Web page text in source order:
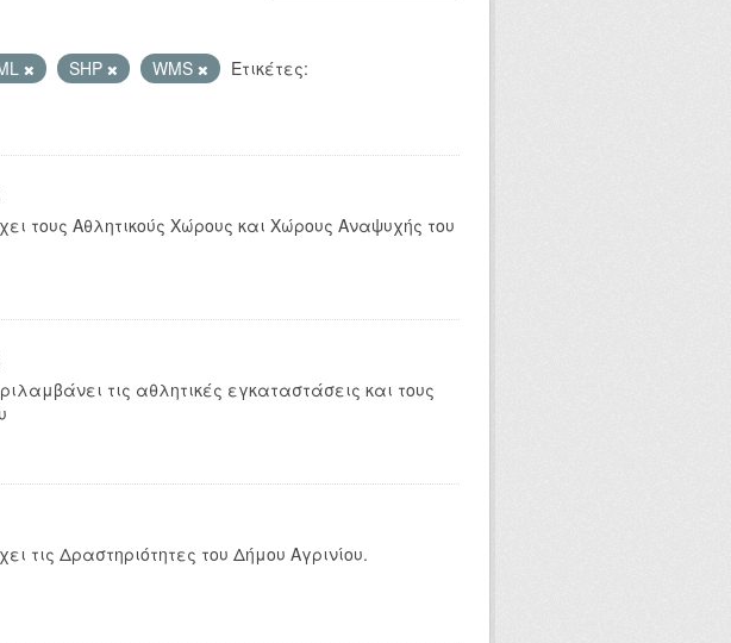
SHP WMS
Ετικέτες:
τους Αθλητικούς Χώρους και Χώρους Αναψυχής του
τις αθλητικές εγκαταστάσεις και τους
τις Δραστηριότητες του Δήμου Αγρινίου.